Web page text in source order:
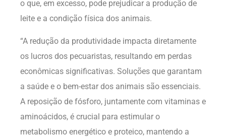
o que, em excesso, pode prejudicar a produção de
leite e a condição física dos animais.
“A redução da produtividade impacta diretamente
os lucros dos pecuaristas, resultando em perdas
econômicas significativas. Soluções que garantam
a saúde e o bem-estar dos animais são essenciais.
A reposição de fósforo, juntamente com vitaminas e
aminoácidos, é crucial para estimular o
metabolismo energético e proteico, mantendo a